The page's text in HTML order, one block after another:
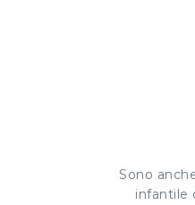
Sono
infantile